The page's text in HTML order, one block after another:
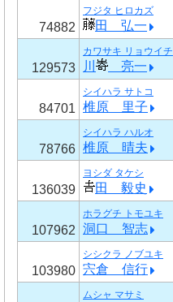
74882
フジタ ヒロカズ
田 弘一
129573
カワサキ リョウイチ
川 亮一
84701
シイハラ サトコ
椎原 里子
78766
シイハラ ハルオ
椎原 晴夫
136039
ヨシダ タケシ
田 毅史
107962
ホラグチ トモユキ
洞口 智志
103980
シシクラ ノブユキ
宍倉 信行
ムシャ マサミ